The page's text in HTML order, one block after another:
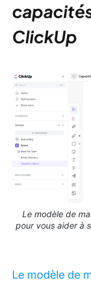
ClickUp
Le modèle de
pour vous aider à
Le modèle de